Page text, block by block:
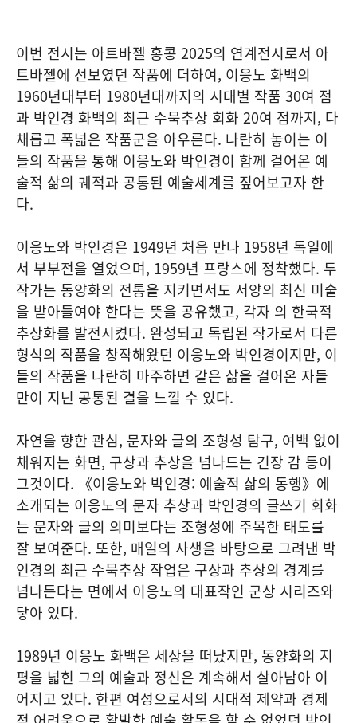
이번 전시는 아트바젤 홍콩 2025의 연계전시로서 아
트바젤에 선보였던 작품에 더하여, 이응노 화백의
1960년대부터 1980년대까지의 시대별 작품 30여 점
과 박인경 화백의 최근 수묵추상 회화 20여 점까지, 다
채롭고 폭넓은 작품군을 아우른다. 나란히 놓이는 이
들의 작품을 통해 이응노와 박인경이 함께 걸어온 예
술적 삶의 궤적과 공통된 예술세계를 짚어보고자 한
다.
이응노와 박인경은 1949년 처음 만나 1958년 독일에
서 부부전을 열었으며, 1959년 프랑스에 정착했다. 두
작가는 동양화의 전통을 지키면서도 서양의 최신 미술
을 받아들여야 한다는 뜻을 공유했고, 각자 의 한국적
추상화를 발전시켰다. 완성되고 독립된 작가로서 다른
형식의 작품을 창작해왔던 이응노와 박인경이지만, 이
들의 작품을 나란히 마주하면 같은 삶을 걸어온 자들
만이 지닌 공통된 결을 느낄 수 있다.
자연을 향한 관심, 문자와 글의 조형성 탐구, 여백 없이
채워지는 화면, 구상과 추상을 넘나드는 긴장 감 등이
그것이다. 《이응노와 박인경: 예술적 삶의 동행》에
소개되는 이응노의 문자 추상과 박인경의 글쓰기 회화
는 문자와 글의 의미보다는 조형성에 주목한 태도를
잘 보여준다. 또한, 매일의 사생을 바탕으로 그려낸 박
인경의 최근 수묵추상 작업은 구상과 추상의 경계를
넘나든다는 면에서 이응노의 대표작인 군상 시리즈와
닿아 있다.
1989년 이응노 화백은 세상을 떠났지만, 동양화의 지
평을 넓힌 그의 예술과 정신은 계속해서 살아남아 이
어지고 있다. 한편 여성으로서의 시대적 제약과 경제